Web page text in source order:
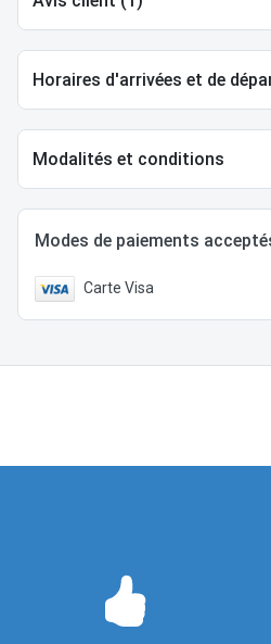
Horaires d'arrivées et de
Modalités et conditions
Modes de paiements
Carte Visa